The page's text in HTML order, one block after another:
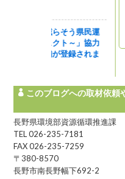
長
み
が
このブログへの取材依頼
長野県環境部資源循環推進課
TEL 026-235-7181
FAX 026-235-7259
〒380-8570
長野市南長野幅下692-2